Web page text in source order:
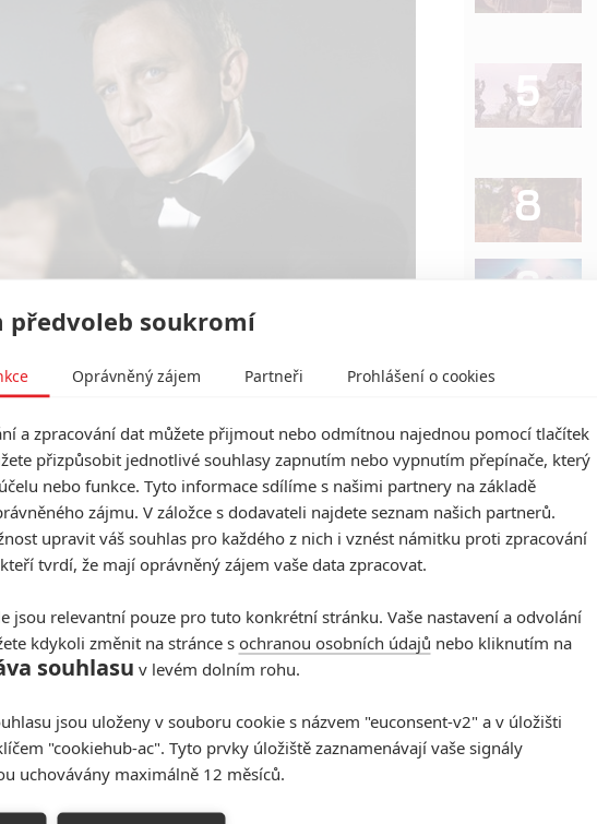
vyšlo najevo, že chlapík jménem James Bond sloužil
možná byl skutečným špiónem. Někteří historici
i jeho manželka Janette. Ta má za to, že její dnes
neustále hovořil o tom, že jej někdo sleduje a byl z
stranu, řada archivářů a badatelů s takovým
takovým závěrům takřka nic nenasvědčuje. Prý
britské armády, nic víc.
před lety málem vystřídal James Brolin
Bond byl britským špiónem, ale na sto
že dokumenty byly odtajněny ve chvíli, kdy
zábavné a zajímavé otázky se zřejmě blíží nule.
5
8
6
POSLEDNÍ
3ČLÁNEK |
Marvel
433
拆彈專家
Děti krve a
akční fantasy
Spider-Man:
předvoleb soukromí
Oprávněný zájem Partneři Prohlášení o cookies
a zpracování dat můžete přijmout nebo odmítnou najednou pomocí tlačítek
přizpůsobit jednotlivé souhlasy zapnutím nebo vypnutím přepínače, který
nebo funkce. Tyto informace sdílíme s našimi partnery na základě
zájmu. V záložce s dodavateli najdete seznam našich partnerů.
upravit váš souhlas pro každého z nich i vznést námitku proti zpracování
tvrdí, že mají oprávněný zájem vaše data zpracovat.
jsou relevantní pouze pro tuto konkrétní stránku. Vaše nastavení a odvolání
kdykoli změnit na stránce s ochranou osobních údajů nebo kliknutím na
souhlasu v levém dolním rohu.
jsou uloženy v souboru cookie s názvem "euconsent-v2" a v úložišti
"cookiehub-ac". Tyto prvky úložiště zaznamenávají vaše signály
uchovávány maximálně 12 měsíců.